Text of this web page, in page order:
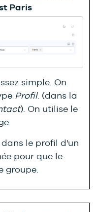
Paris
simple. On
Profil. (dans la
). On utilise le
le profil d'un
pour que le
groupe.